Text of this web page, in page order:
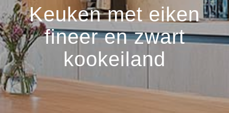
Keuken met eiken
fineer en zwart
kookeiland